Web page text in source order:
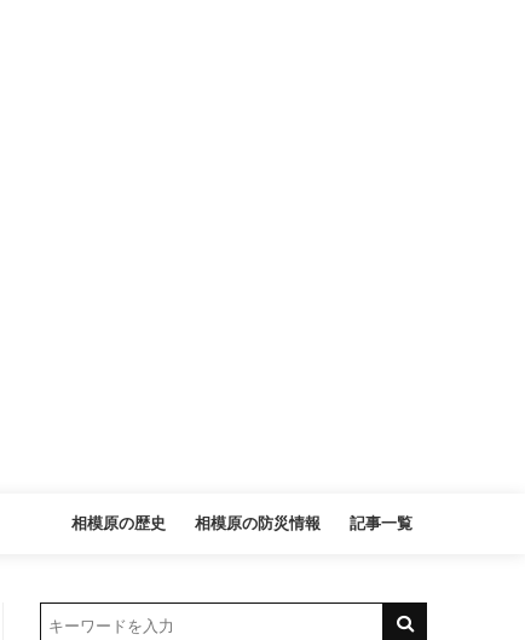
相模原の歴史 相模原の防災情報 記事一覧